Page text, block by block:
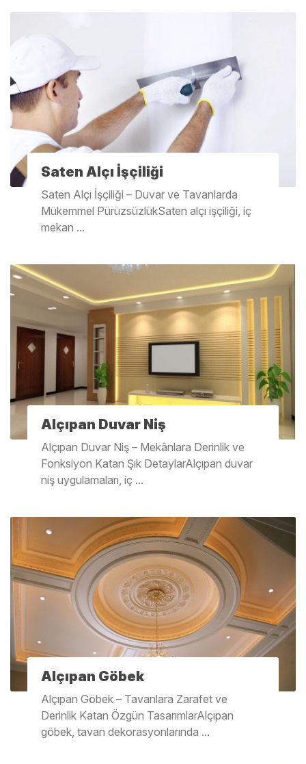
Saten Alçı İşçiliği
Saten Alçı İşçiliği – Duvar ve Tavanlarda
Mükemmel PürüzsüzlükSaten alçı işçiliği, iç
mekan ...
Alçıpan Duvar Niş
Alçıpan Duvar Niş – Mekânlara Derinlik ve
Fonksiyon Katan Şık DetaylarAlçıpan duvar
niş uygulamaları, iç ...
Alçıpan Göbek
Alçıpan Göbek – Tavanlara Zarafet ve
Derinlik Katan Özgün TasarımlarAlçıpan
göbek, tavan dekorasyonlarında ...